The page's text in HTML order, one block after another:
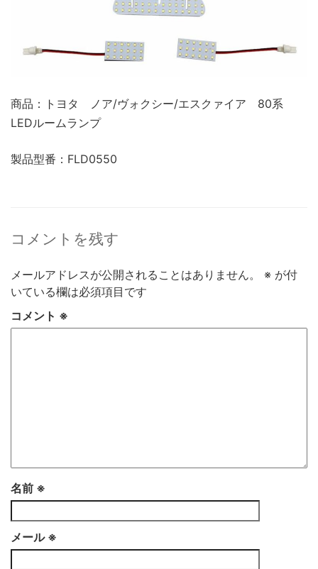
商品：トヨタ ノア/ヴォクシー/エスクァイア 80系
LEDルームランプ
製品型番：FLD0550
コメントを残す
メールアドレスが公開されることはありません。 ※ が付
いている欄は必須項目です
コメント ※
名前 ※
メール ※